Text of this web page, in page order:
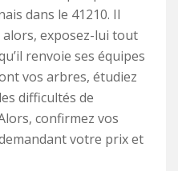
dans le 41210. Il
exposez-lui tout
renvoie ses équipes
vos arbres, étudiez
difficultés de
confirmez vos
votre prix et